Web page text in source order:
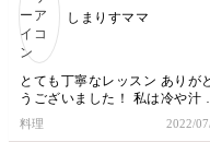
しまりすママ
とても丁寧なレッスン ありが
うございました！ 私は冷や汁
体験だったのですが、食べた
のある家族から「焼き魚をトッ
料理 2022/